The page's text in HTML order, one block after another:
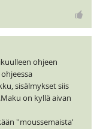
ohjeen
sisälmykset siis
on kyllä aivan
''moussemaista'